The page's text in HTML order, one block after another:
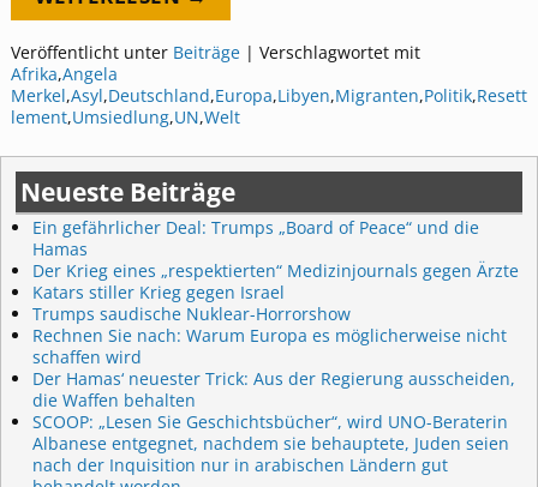
Veröffentlicht unter Beiträge| Verschlagwortet mit
Afrika,Angela
Merkel,Asyl,Deutschland,Europa,Libyen,Migranten,Politik,Resett
lement,Umsiedlung,UN,Welt
Neueste Beiträge
Ein gefährlicher Deal: Trumps „Board of Peace“ und die
Hamas
Der Krieg eines „respektierten“ Medizinjournals gegen Ärzte
Katars stiller Krieg gegen Israel
Trumps saudische Nuklear-Horrorshow
Rechnen Sie nach: Warum Europa es möglicherweise nicht
schaffen wird
Der Hamas‘ neuester Trick: Aus der Regierung ausscheiden,
die Waffen behalten
SCOOP: „Lesen Sie Geschichtsbücher“, wird UNO-Beraterin
Albanese entgegnet, nachdem sie behauptete, Juden seien
nach der Inquisition nur in arabischen Ländern gut